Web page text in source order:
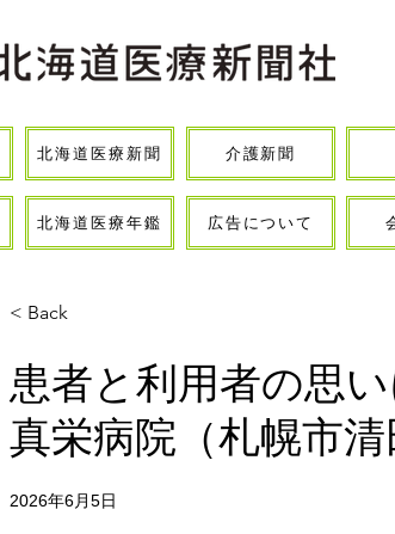
北海道医療新聞 介護新聞
北海道医療年鑑 広告について
< Back
患者と利用者の思
真栄病院（札幌市
2026年6月5日